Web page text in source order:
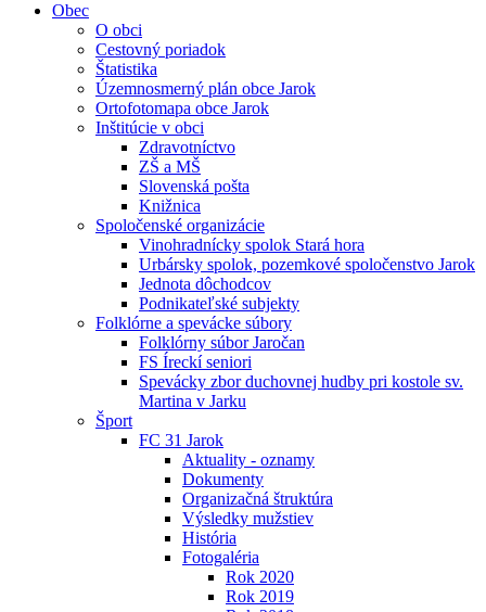
Obec
O obci
Cestovný poriadok
Štatistika
Územnosmerný plán obce Jarok
Ortofotomapa obce Jarok
Inštitúcie v obci
Zdravotníctvo
ZŠ a MŠ
Slovenská pošta
Knižnica
Spoločenské organizácie
Vinohradnícky spolok Stará hora
Urbársky spolok, pozemkové spoločenstvo Jarok
Jednota dôchodcov
Podnikateľské subjekty
Folklórne a spevácke súbory
Folklórny súbor Jaročan
FS Íreckí seniori
Spevácky zbor duchovnej hudby pri kostole sv.
Martina v Jarku
Šport
FC 31 Jarok
Aktuality - oznamy
Dokumenty
Organizačná štruktúra
Výsledky mužstiev
História
Fotogaléria
Rok 2020
Rok 2019